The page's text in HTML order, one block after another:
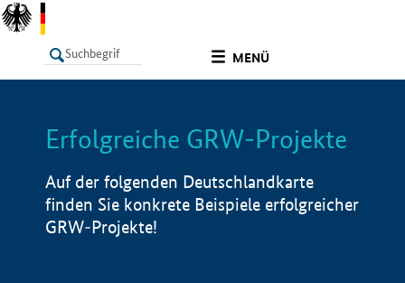
MENÜ
LISTE Info
Erfolgreiche GRW-Projekte
Auf der folgenden Deutschlandkarte
finden Sie konkrete Beispiele erfolgreicher
GRW-Projekte!